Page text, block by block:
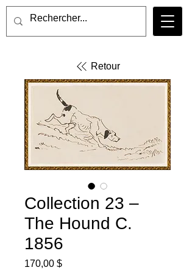
Retour
Collection 23 –
The Hound C.
1856
170,00 $Prix